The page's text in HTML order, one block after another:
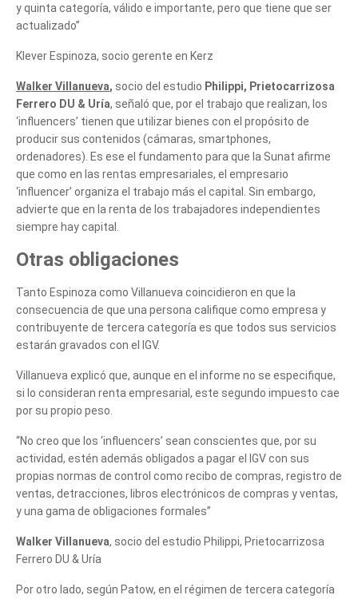
y quinta categoría, válido e importante, pero que tiene que ser
actualizado”
Klever Espinoza, socio gerente en Kerz
Walker Villanueva, socio del estudio Philippi, Prietocarrizosa
Ferrero DU & Uría, señaló que, por el trabajo que realizan, los
‘influencers’ tienen que utilizar bienes con el propósito de
producir sus contenidos (cámaras, smartphones,
ordenadores). Es ese el fundamento para que la Sunat afirme
que como en las rentas empresariales, el empresario
‘influencer’ organiza el trabajo más el capital. Sin embargo,
advierte que en la renta de los trabajadores independientes
siempre hay capital.
Otras obligaciones
Tanto Espinoza como Villanueva coincidieron en que la
consecuencia de que una persona califique como empresa y
contribuyente de tercera categoría es que todos sus servicios
estarán gravados con el IGV.
Villanueva explicó que, aunque en el informe no se especifique,
si lo consideran renta empresarial, este segundo impuesto cae
por su propio peso.
“No creo que los ‘influencers’ sean conscientes que, por su
actividad, estén además obligados a pagar el IGV con sus
propias normas de control como recibo de compras, registro de
ventas, detracciones, libros electrónicos de compras y ventas,
y una gama de obligaciones formales”
Walker Villanueva, socio del estudio Philippi, Prietocarrizosa
Ferrero DU & Uría
Por otro lado, según Patow, en el régimen de tercera categoría